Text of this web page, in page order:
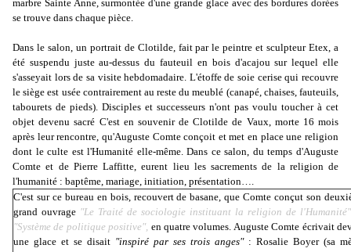
marbre Sainte Anne, surmontée d'une grande glace avec des bordures dorées
se trouve dans chaque pièce.
Dans le salon, un portrait de Clotilde, fait par le peintre et sculpteur Etex, a
été suspendu juste au-dessus du fauteuil en bois d'acajou sur lequel elle
s'asseyait lors de sa visite hebdomadaire. L'étoffe de soie cerise qui recouvre
le siège est usée contrairement au reste du meublé (canapé, chaises, fauteuils,
tabourets de pieds). Disciples et successeurs n'ont pas voulu toucher à cet
objet devenu sacré C'est en souvenir de Clotilde de Vaux, morte 16 mois
après leur rencontre, qu'Auguste Comte conçoit et met en place une religion
dont le culte est l'Humanité elle-même. Dans ce salon, du temps d'Auguste
Comte et de Pierre Laffitte, eurent lieu les sacrements de la religion de
l'humanité : baptême, mariage, initiation, présentation….
C'est sur ce bureau en bois, recouvert de basane, que Comte conçut son
grand ouvrage "Le Traité de sociologie instituant la religion de
"Système de politique positive", en quatre volumes. Auguste Comte écrivait
une glace et se disait "inspiré par ses trois anges": Rosalie Boyer (sa